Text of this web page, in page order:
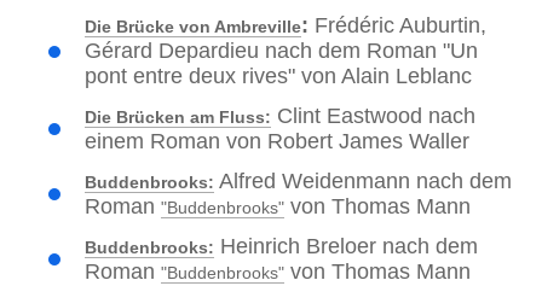
Die Brücke von Ambreville: Frédéric Auburtin,
Gérard Depardieu nach dem Roman "Un
pont entre deux rives" von Alain Leblanc
Die Brücken am Fluss: Clint Eastwood nach
einem Roman von Robert James Waller
Buddenbrooks: Alfred Weidenmann nach dem
Roman "Buddenbrooks" von Thomas Mann
Buddenbrooks: Heinrich Breloer nach dem
Roman "Buddenbrooks" von Thomas Mann